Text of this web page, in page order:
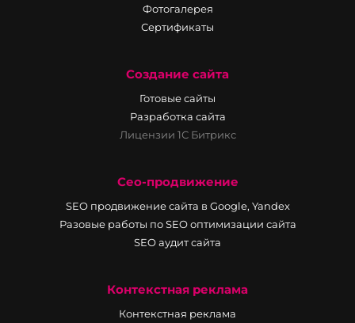
Фотогалерея
Сертификаты
Создание сайта
Готовые сайты
Разработка сайта
Лицензии 1С Битрикс
Сео-продвижение
SEO продвижение сайта в Google, Yandex
Разовые работы по SEO оптимизации сайта
SEO аудит сайта
Контекстная реклама
Контекстная реклама